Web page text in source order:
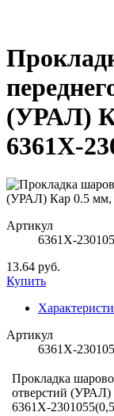
(УРАЛ)
6361Х-
Артикул
6361Х-
13.64 руб.
Купить
Артикул
6361Х-
Прокладка
отверстий
6361Х-